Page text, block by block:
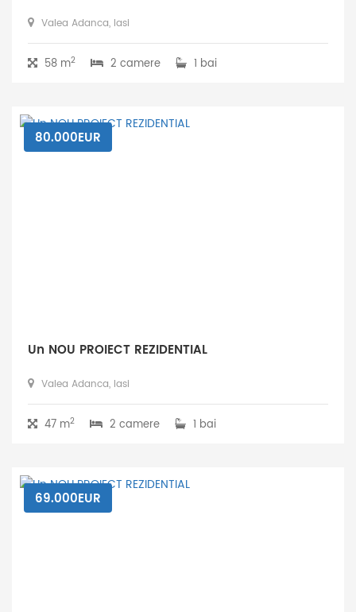
Valea Adanca, Iasi
58 m2 2 camere 1 bai
Un NOU PROIECT REZIDENTIAL
Valea Adanca, Iasi
80.000EUR
47 m2 2 camere 1 bai
69.000EUR